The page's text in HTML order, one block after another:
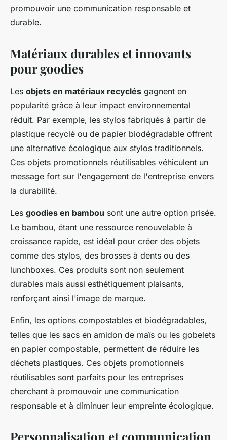
promouvoir une communication responsable et
durable.
Matériaux durables et innovants
pour goodies
Les objets en matériaux recyclés gagnent en
popularité grâce à leur impact environnemental
réduit. Par exemple, les stylos fabriqués à partir de
plastique recyclé ou de papier biodégradable offrent
une alternative écologique aux stylos traditionnels.
Ces objets promotionnels réutilisables véhiculent un
message fort sur l'engagement de l'entreprise envers
la durabilité.
Les goodies en bambou sont une autre option prisée.
Le bambou, étant une ressource renouvelable à
croissance rapide, est idéal pour créer des objets
comme des stylos, des brosses à dents ou des
lunchboxes. Ces produits sont non seulement
durables mais aussi esthétiquement plaisants,
renforçant ainsi l'image de marque.
Enfin, les options compostables et biodégradables,
telles que les sacs en amidon de maïs ou les gobelets
en papier compostable, permettent de réduire les
déchets plastiques. Ces objets promotionnels
réutilisables sont parfaits pour les entreprises
cherchant à promouvoir une communication
responsable et à diminuer leur empreinte écologique.
Personnalisation et communication